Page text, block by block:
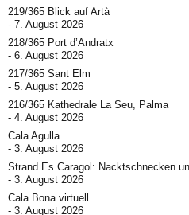
219/365 Blick auf Artà
7. August 2026
218/365 Port d’Andratx
6. August 2026
217/365 Sant Elm
5. August 2026
216/365 Kathedrale La Seu, Palma
4. August 2026
Cala Agulla
3. August 2026
Strand Es Caragol: Nacktschnecken
3. August 2026
Cala Bona virtuell
3. August 2026